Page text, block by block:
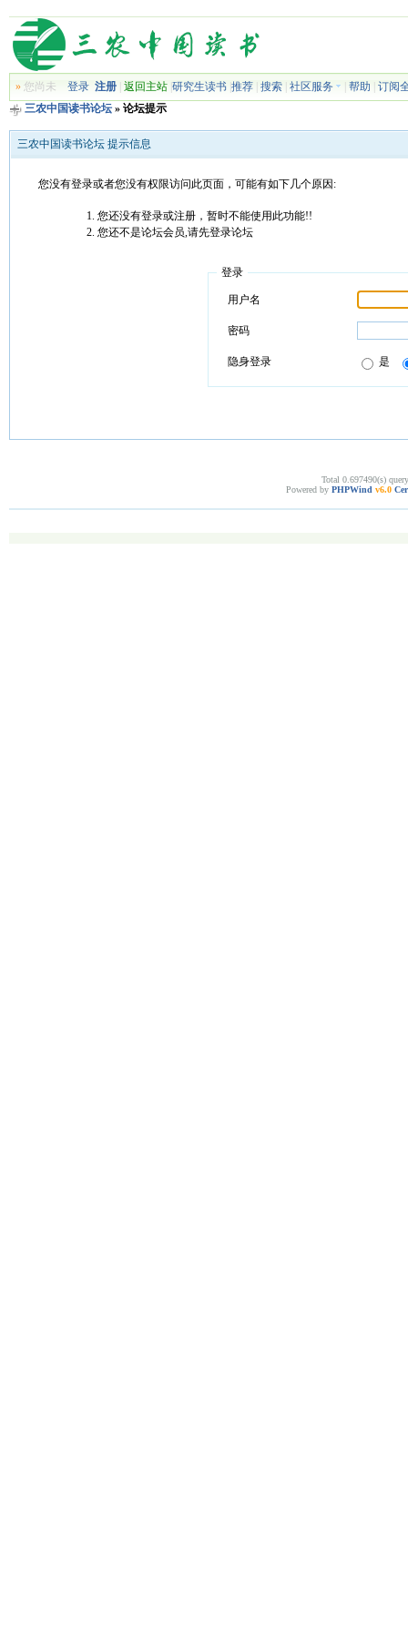
»您尚未 登录 注册| 返回主站| 研究生读书| 推荐| 搜索| 社区服务 帮助
订阅
三农中国读书论坛» 论坛提示
三农中国读书论坛 提示信息
您没有登录或者您没有权限访问此页面，可能有如下几个原因:
您还没有登录或注册，暂时不能使用此功能!!
您还不是论坛会员,请先登录论坛
登录
用户名
密码
隐身登录 是
Total 0.697490(s)
Powered by PHPWind v6.0